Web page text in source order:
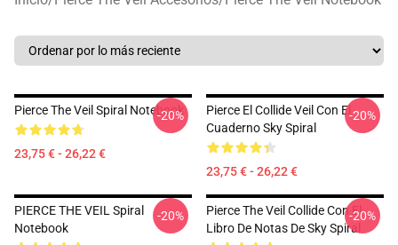
Pierce The Veil Spiral Notebook
23,75 € - 26,22 €
-20%
Pierce El Collide Veil Con El
Cuaderno Sky Spiral
23,75 € - 26,22 €
-20%
PIERCE THE VEIL Spiral
Notebook
-20%
Pierce The Veil Collide Con El
Libro De Notas De Sky Spiral
-20%